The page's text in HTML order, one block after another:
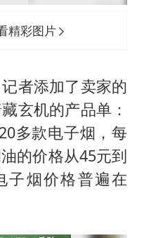
精彩图片
者添加了卖家的
玄机的产品单：
多款电子烟，每
的价格从45元到
子烟价格普遍在